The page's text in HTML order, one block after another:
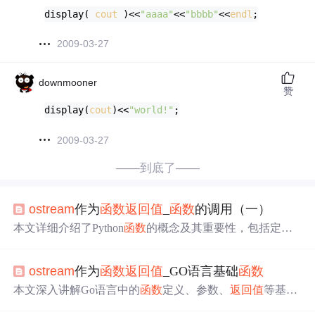
display( cout )<<"aaaa"<<"bbbb"<<endl ;
2009-03-27
downmooner
display(cout)<<"world!" ;
2009-03-27
赞
——到底了——
ostream作为函数返回值 函数的调用（一）
本文详细介绍了Python函数的概念及其重要性，包括定义
ostream作为函数返回值 _GO语言基础函数
本文深入讲解Go语言中的函数定义、参数、返回值等基础